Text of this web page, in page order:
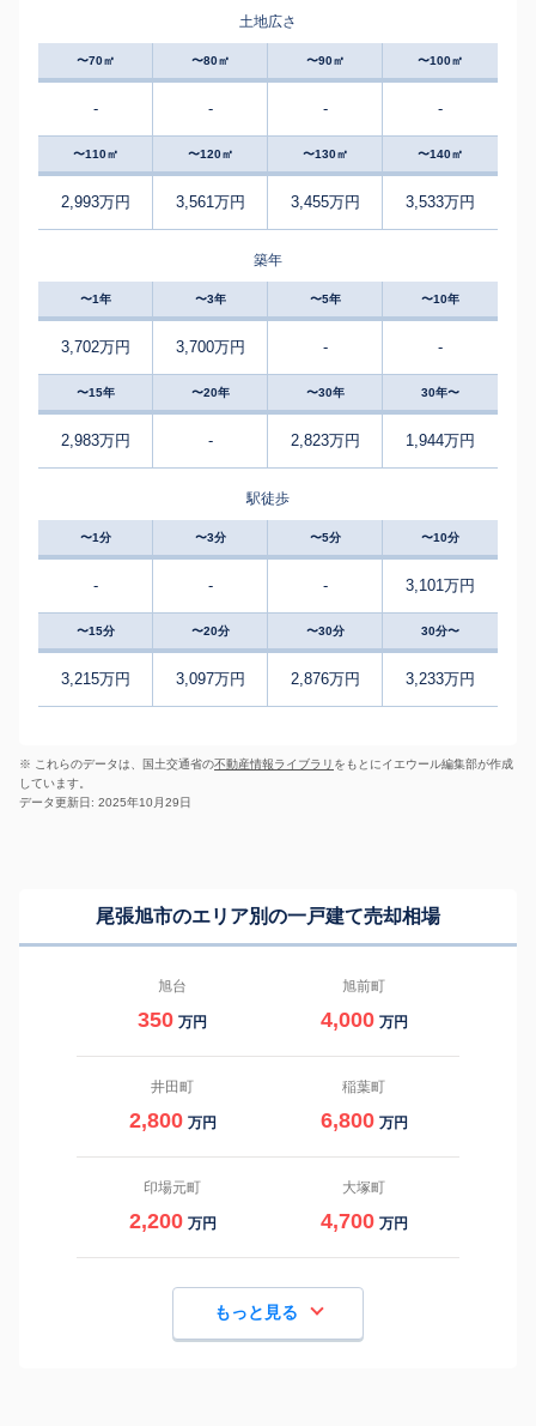
土地広さ
〜70㎡ 〜80㎡ 〜90㎡ 〜100㎡
- - - -
〜110㎡ 〜120㎡ 〜130㎡ 〜140㎡
2,993万円 3,561万円 3,455万円 3,533万円
築年
〜1年 〜3年 〜5年 〜10年
3,702万円 3,700万円 - -
〜15年 〜20年 〜30年 30年〜
2,983万円 - 2,823万円 1,944万円
駅徒歩
〜1分 〜3分 〜5分 〜10分
- - - 3,101万円
〜15分 〜20分 〜30分 30分〜
3,215万円 3,097万円 2,876万円 3,233万円
※ これらのデータは、国土交通省の不動産情報ライブラリ をもとにイエウール編集部が作成
しています。
データ更新日: 2025年10月29日
尾張旭市のエリア別の一戸建て売却相場
旭台
350 万円
旭前町
4,000 万円
井田町
2,800 万円
稲葉町
6,800 万円
印場元町
2,200 万円
大塚町
4,700 万円
もっと見る